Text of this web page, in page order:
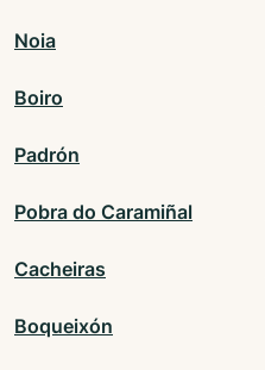
Noia
Boiro
Padrón
Pobra do Caramiñal
Cacheiras
Boqueixón